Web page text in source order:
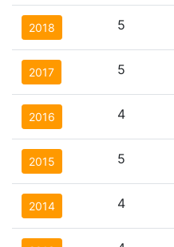
2018 5
2017 5
2016 4
2015 5
2014 4